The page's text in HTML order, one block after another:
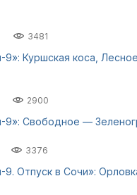
3481
Куршская коса,
2900
9»: Свободное —
3376
9. Отпуск в Сочи»: